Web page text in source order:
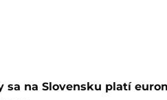
sa na Slovensku platí